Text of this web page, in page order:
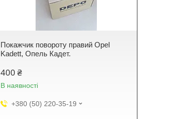
Покажчик повороту правий Opel
Kadett, Опель Кадет.
400 ₴
В наявності
+380 (50) 220-35-19